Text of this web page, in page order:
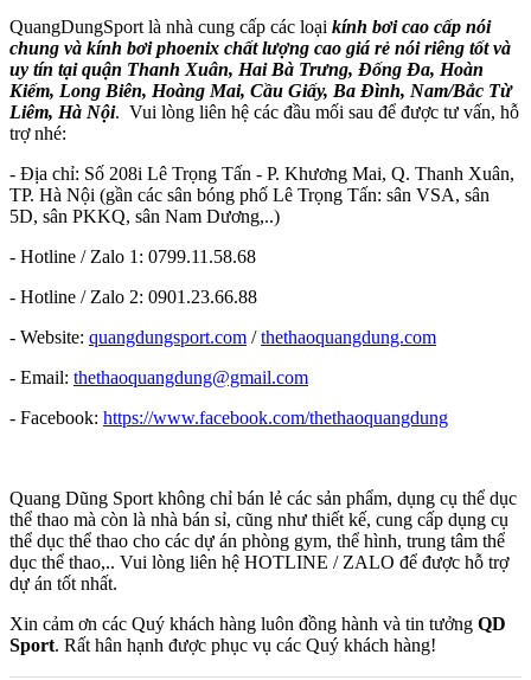
QuangDungSport là nhà cung cấp các loại kính bơi cao cấp nói
chung và kính bơi phoenix chất lượng cao giá rẻ nói riêng tốt và
uy tín tại quận Thanh Xuân, Hai Bà Trưng, Đống Đa, Hoàn
Kiếm, Long Biên, Hoàng Mai, Cầu Giấy, Ba Đình, Nam/Bắc Từ
Liêm, Hà Nội. Vui lòng liên hệ các đầu mối sau để được tư vấn, hỗ
trợ nhé:
- Địa chỉ: Số 208i Lê Trọng Tấn - P. Khương Mai, Q. Thanh Xuân,
TP. Hà Nội (gần các sân bóng phố Lê Trọng Tấn: sân VSA, sân
5D, sân PKKQ, sân Nam Dương,..)
- Hotline / Zalo 1: 0799.11.58.68
- Hotline / Zalo 2: 0901.23.66.88
- Website: quangdungsport.com /thethaoquangdung.com
- Email: thethaoquangdung@gmail.com
- Facebook: https://www.facebook.com/thethaoquangdung
Quang Dũng Sport không chỉ bán lẻ các sản phẩm, dụng cụ thể dục
thể thao mà còn là nhà bán sỉ, cũng như thiết kế, cung cấp dụng cụ
thể dục thể thao cho các dự án phòng gym, thể hình, trung tâm thể
dục thể thao,.. Vui lòng liên hệ HOTLINE / ZALO để được hỗ trợ
dự án tốt nhất.
Xin cảm ơn các Quý khách hàng luôn đồng hành và tin tưởng QD
Sport. Rất hân hạnh được phục vụ các Quý khách hàng!